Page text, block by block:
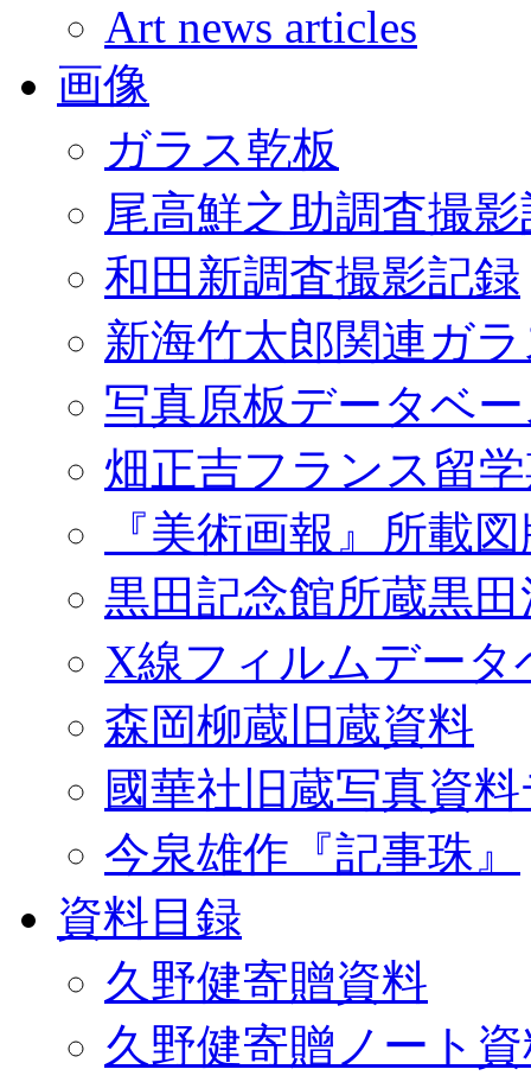
Art news articles
画像
ガラス乾板
尾高鮮之助調査撮
和田新調査撮影記録
新海竹太郎関連ガ
写真原板データベ
畑正吉フランス留
『美術画報』所載
黒田記念館所蔵黒
X線フィルムデータ
森岡柳蔵旧蔵資料
國華社旧蔵写真資
今泉雄作『記事珠』
資料目録
久野健寄贈資料
久野健寄贈ノート